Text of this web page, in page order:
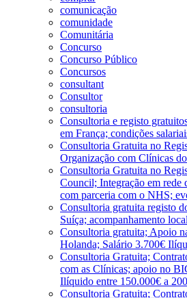
comunicação
comunidade
Comunitária
Concurso
Concurso Público
Concursos
consultant
Consultor
consultoria
Consultoria e registo
em França; condições
Consultoria Gratuita no
Organização com Clínicas
Consultoria Gratuita no
Council; Integração em rede
com parceria com o NHS;
Consultoria gratuita registo
Suíça; acompanhamento
Consultoria gratuita; Apoio
Holanda; Salário 3.700€
Consultoria Gratuita;
com as Clínicas; apoio no
Ilíquido entre 150.000€ a
Consultoria Gratuita;